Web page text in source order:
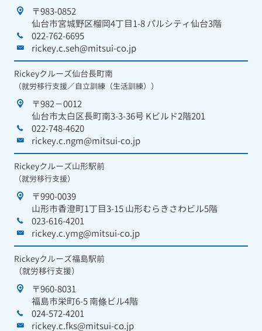
〒983-0852
仙台市宮城野区榴岡4丁目1-8 パルシティ仙台3階
022-762-6695
rickey.c.seh@mitsui-co.jp
Rickeyクルーズ仙台長町南
（就労移行支援／自立訓練（生活訓練））
〒982－0012
仙台市太白区長町南3-3-36号 Kビルド2階201
022-748-4620
rickey.c.ngm@mitsui-co.jp
Rickeyクルーズ山形駅前
（就労移行支援）
〒990-0039
山形市香澄町1丁目3-15 山形むらきさわビル5階
023-616-4201
rickey.c.ymg@mitsui-co.jp
Rickeyクルーズ福島駅前
（就労移行支援）
〒960-8031
福島市栄町6-5 南條ビル4階
024-572-4201
rickey.c.fks@mitsui-co.jp